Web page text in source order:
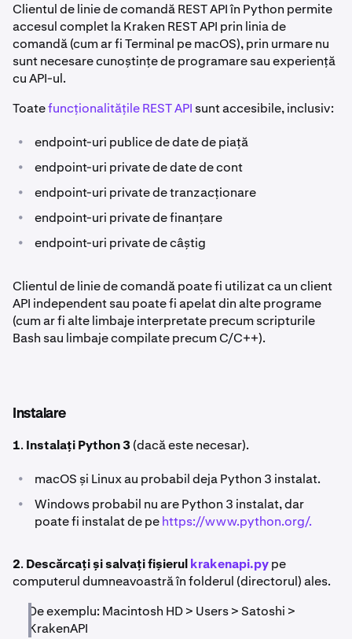
Clientul de linie de comandă REST API în Python permite
accesul complet la Kraken REST API prin linia de
comandă (cum ar fi Terminal pe macOS), prin urmare nu
sunt necesare cunoștințe de programare sau experiență
cu API-ul.
Toatefuncționalitățile REST API sunt accesibile, inclusiv:
• endpoint-uri publice de date de piață
• endpoint-uri private de date de cont
• endpoint-uri private de tranzacționare
• endpoint-uri private de finanțare
• endpoint-uri private de câștig
Clientul de linie de comandă poate fi utilizat ca un client
API independent sau poate fi apelat din alte programe
(cum ar fi alte limbaje interpretate precum scripturile
Bash sau limbaje compilate precum C/C++).
Instalare
1. Instalați Python 3(dacă este necesar).
• macOS și Linux au probabil deja Python 3 instalat.
•
Windows probabil nu are Python 3 instalat, dar
poate fi instalat de pehttps://www.python.org/.
2. Descărcați și salvați fișierulkrakenapi.pype
computerul dumneavoastră în folderul (directorul) ales.
De exemplu: Macintosh HD > Users > Satoshi >
KrakenAPI